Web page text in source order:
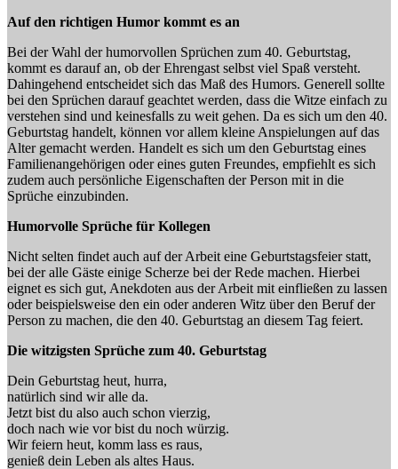
Auf den richtigen Humor kommt es an
Bei der Wahl der humorvollen Sprüchen zum 40. Geburtstag,
kommt es darauf an, ob der Ehrengast selbst viel Spaß versteht.
Dahingehend entscheidet sich das Maß des Humors. Generell sollte
bei den Sprüchen darauf geachtet werden, dass die Witze einfach zu
verstehen sind und keinesfalls zu weit gehen. Da es sich um den 40.
Geburtstag handelt, können vor allem kleine Anspielungen auf das
Alter gemacht werden. Handelt es sich um den Geburtstag eines
Familienangehörigen oder eines guten Freundes, empfiehlt es sich
zudem auch persönliche Eigenschaften der Person mit in die
Sprüche einzubinden.
Humorvolle Sprüche für Kollegen
Nicht selten findet auch auf der Arbeit eine Geburtstagsfeier statt,
bei der alle Gäste einige Scherze bei der Rede machen. Hierbei
eignet es sich gut, Anekdoten aus der Arbeit mit einfließen zu lassen
oder beispielsweise den ein oder anderen Witz über den Beruf der
Person zu machen, die den 40. Geburtstag an diesem Tag feiert.
Die witzigsten Sprüche zum 40. Geburtstag
Dein Geburtstag heut, hurra,
natürlich sind wir alle da.
Jetzt bist du also auch schon vierzig,
doch nach wie vor bist du noch würzig.
Wir feiern heut, komm lass es raus,
genieß dein Leben als altes Haus.